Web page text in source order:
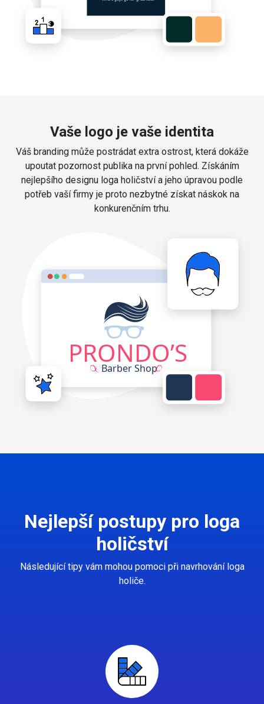
Vaše logo je vaše identita
Váš branding může postrádat extra ostrost, která dokáže
upoutat pozornost publika na první pohled. Získáním
nejlepšího designu loga holičství a jeho úpravou podle
potřeb vaší firmy je proto nezbytné získat náskok na
konkurenčním trhu.
Nejlepší postupy pro loga
holičství
Následující tipy vám mohou pomoci při navrhování loga
holiče.